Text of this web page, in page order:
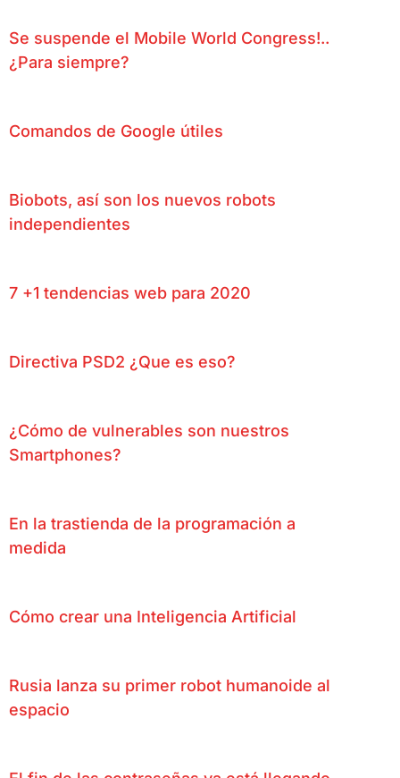
Se suspende el Mobile World Congress!..
¿Para siempre?
Comandos de Google útiles
Biobots, así son los nuevos robots
independientes
7 +1 tendencias web para 2020
Directiva PSD2 ¿Que es eso?
¿Cómo de vulnerables son nuestros
Smartphones?
En la trastienda de la programación a
medida
Cómo crear una Inteligencia Artificial
Rusia lanza su primer robot humanoide al
espacio